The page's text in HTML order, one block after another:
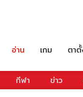
อ่าน เกม ตา
กีฬา ข่าว